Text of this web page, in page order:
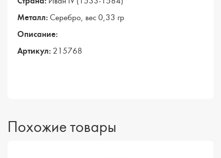
Металл: Серебро, вес 0,33 гр
Описание:
Артикул: 215768
Похожие товары